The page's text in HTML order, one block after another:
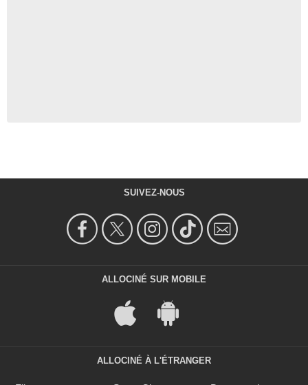
SUIVEZ-NOUS
ALLOCINÉ SUR MOBILE
ALLOCINÉ À L'ÉTRANGER